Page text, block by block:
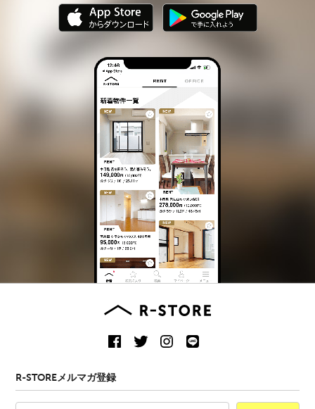
R-STOREメルマガ登録